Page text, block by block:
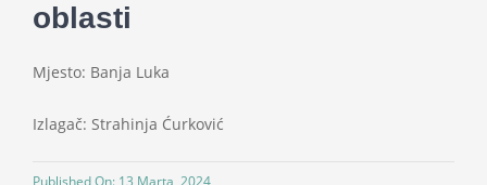
Publikacije
oblasti
Mjesto: Banja Luka
Izlagač: Strahinja Ćurković
Published On: 13 Marta, 2024